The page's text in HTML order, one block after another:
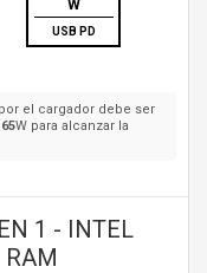
W
USB PD
el cargador debe ser
65W para alcanzar la
1 - INTEL
RAM